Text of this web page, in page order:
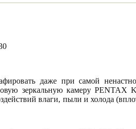
даже при самой
зеркальную камеру PENTAX
влаги, пыли и холода